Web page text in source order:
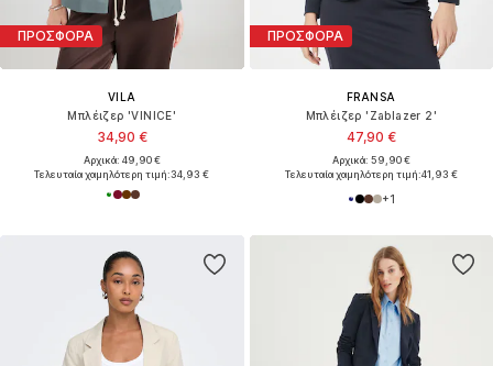
ΠΡΟΣΦΟΡΑ
VILA
Μπλέιζερ 'VINICE'
34,90 €
Αρχικά: 49,90 €
Τελευταία χαμηλότερη τιμή:34,93 €
ΠΡΟΣΦΟΡΑ
FRANSA
Μπλέιζερ 'Zablazer 2'
47,90 €
Αρχικά: 59,90 €
Τελευταία χαμηλότερη τιμή:41,93 €
+1